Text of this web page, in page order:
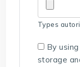
Types
By
storage